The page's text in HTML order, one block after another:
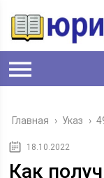
Главная › Указ ›
18.10.2022
Как